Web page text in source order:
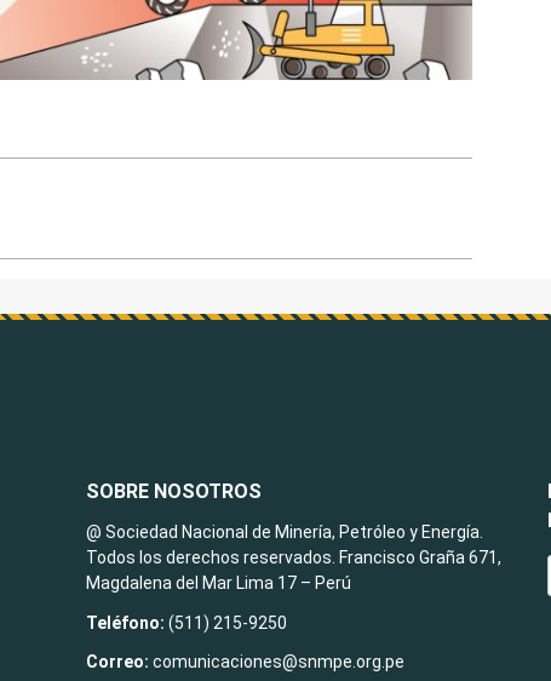
SOBRE NOSOTROS
@ Sociedad Nacional de Minería, Petróleo y Energía.
Todos los derechos reservados. Francisco Graña 671,
Magdalena del Mar Lima 17 – Perú
Teléfono: (511) 215-9250
Correo:comunicaciones@snmpe.org.pe